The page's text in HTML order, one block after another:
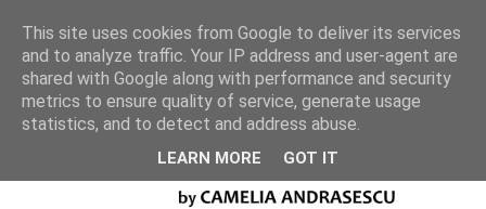
This site uses cookies from Google to deliver its services
and to analyze traffic. Your IP address and user-agent are
shared with Google along with performance and security
metrics to ensure quality of service, generate usage
statistics, and to detect and address abuse.
LEARN MORE GOT IT